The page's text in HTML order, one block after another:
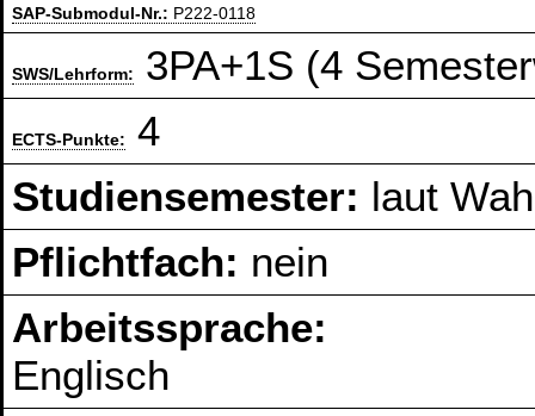
SAP-Submodul-Nr.: P222-0118
SWS/Lehrform: 3PA+1S (4
ECTS-Punkte:
4
Studiensemester: laut
Pflichtfach: nein
Arbeitssprache:
Englisch